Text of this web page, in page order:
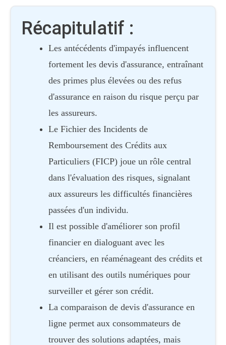
Récapitulatif :
Les antécédents d'impayés influencent
fortement les devis d'assurance, entraînant
des primes plus élevées ou des refus
d'assurance en raison du risque perçu par
les assureurs.
Le Fichier des Incidents de
Remboursement des Crédits aux
Particuliers (FICP) joue un rôle central
dans l'évaluation des risques, signalant
aux assureurs les difficultés financières
passées d'un individu.
Il est possible d'améliorer son profil
financier en dialoguant avec les
créanciers, en réaménageant des crédits et
en utilisant des outils numériques pour
surveiller et gérer son crédit.
La comparaison de devis d'assurance en
ligne permet aux consommateurs de
trouver des solutions adaptées, mais